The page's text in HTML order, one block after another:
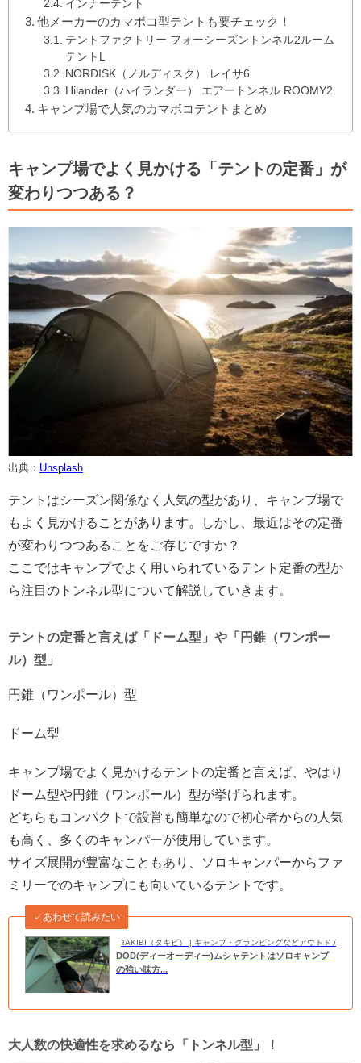
インナーテント
他メーカーのカマボコ型テントも要チェック！
テントファクトリー フォーシーズントンネル2ルーム
テントL
NORDISK（ノルディスク） レイサ6
Hilander（ハイランダー） エアートンネル ROOMY2
キャンプ場で人気のカマボコテントまとめ
キャンプ場でよく見かける「テントの定番」が
変わりつつある？
出典： Unsplash
テントはシーズン関係なく人気の型があり、キャンプ場で
もよく見かけることがあります。しかし、最近はその定番
が変わりつつあることをご存じですか？
ここではキャンプでよく用いられているテント定番の型か
ら注目のトンネル型について解説していきます。
テントの定番と言えば「ドーム型」や「円錐（ワンポー
ル）型」
円錐（ワンポール）型
ドーム型
キャンプ場でよく見かけるテントの定番と言えば、やはり
ドーム型や円錐（ワンポール）型が挙げられます。
どちらもコンパクトで設営も簡単なので初心者からの人気
も高く、多くのキャンパーが使用しています。
サイズ展開が豊富なこともあり、ソロキャンパーからファ
ミリーでのキャンプにも向いているテントです。
TAKIBI（タキビ） | キャンプ・グランピングなどアウトドアの総
✓あわせて読みたい
DOD(ディーオーディー)ムシャテントはソロキャンプ
の強い味方...
大人数の快適性を求めるなら「トンネル型」！